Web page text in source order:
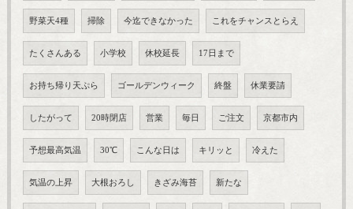
野菜天4種 掃除 今迄できなかった これをチャンスとらえ
たくさんある 小学校 休校延長 17日まで
お持ち帰り天ぷら ゴールデンウィーク 終盤 休業要請
したがって 20時閉店 営業 毎日 ご注文 京都市内
予想最高気温 30℃ こんな日は キリッと 冷えた
気温の上昇 大根おろし きざみ海苔 新たな